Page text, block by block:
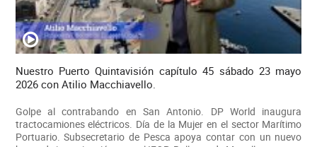
Nuestro Puerto Quintavisión capítulo 45 sábado 23 mayo
2026 con Atilio Macchiavello.
Golpe al contrabando en San Antonio. DP World inaugura
tractocamiones eléctricos. Día de la Mujer en el sector Marítimo
Portuario. Subsecretario de Pesca apoya contar con un nuevo